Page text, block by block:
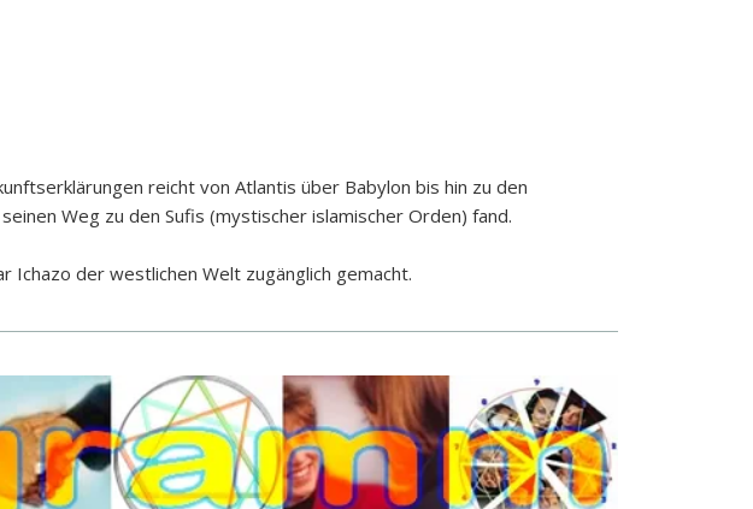
reicht von Atlantis über Babylon bis hin zu den
Weg zu den Sufis (mystischer islamischer Orden) fand.
Ichazo der westlichen Welt zugänglich gemacht.